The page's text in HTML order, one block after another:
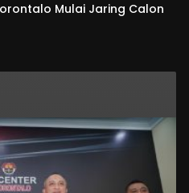
Mulai Jaring Calon